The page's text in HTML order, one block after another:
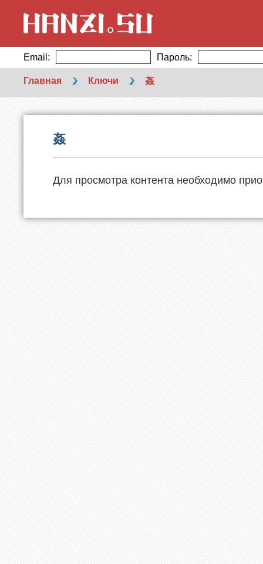
Email: Пароль:
Главная Ключи 姦
姦
Для просмотра контента необходимо